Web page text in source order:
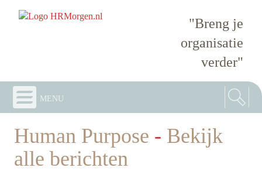
"Breng je
organisatie
verder"
menu
Human Purpose - Bekijk
alle berichten